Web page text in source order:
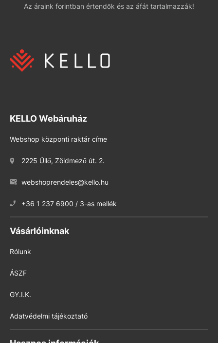
Az áraink forintban értendők és az áfát tartalmazzák!
KELLO Webáruház
Webshop központi raktár címe
2225 Üllő, Zöldmező út. 2.
webshoprendeles@kello.hu
+36 1 237 6900 / 3-as mellék
Vásárlóinknak
Rólunk
ÁSZF
GY.I.K.
Adatvédelmi tájékoztató